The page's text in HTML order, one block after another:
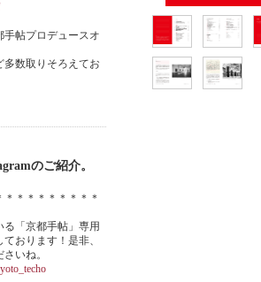
帖プロデュースオ
数取りそろえてお
のご紹介。
＊＊＊＊＊＊＊＊
「京都手帖」専用
おります！是非、
いね。